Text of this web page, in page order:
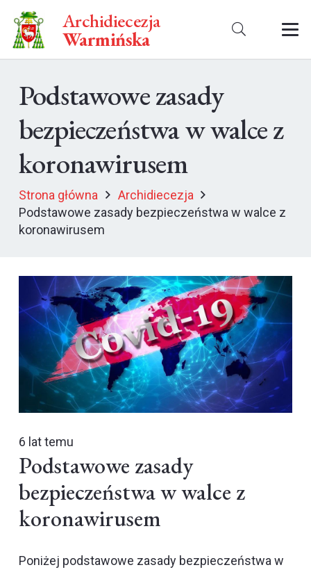
Archidiecezja
Warmińska
Podstawowe zasady
bezpieczeństwa w walce z
koronawirusem
Strona główna
Archidiecezja
Podstawowe zasady bezpieczeństwa w walce z
koronawirusem
6 lat temu
Podstawowe zasady
bezpieczeństwa w walce z
koronawirusem
Poniżej podstawowe zasady bezpieczeństwa w